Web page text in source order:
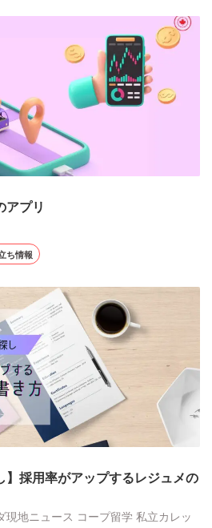
アプリ
ち情報
】採用率がアップするレジュメの
現地ニュース コープ留学 私立カレッ